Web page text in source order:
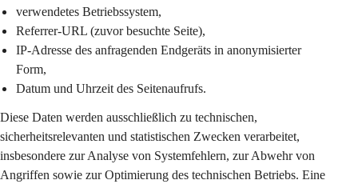
verwendetes Betriebssystem,
Referrer-URL (zuvor besuchte Seite),
IP-Adresse des anfragenden Endgeräts in anonymisierter
Form,
Datum und Uhrzeit des Seitenaufrufs.
Diese Daten werden ausschließlich zu technischen,
sicherheitsrelevanten und statistischen Zwecken verarbeitet,
insbesondere zur Analyse von Systemfehlern, zur Abwehr von
Angriffen sowie zur Optimierung des technischen Betriebs. Eine